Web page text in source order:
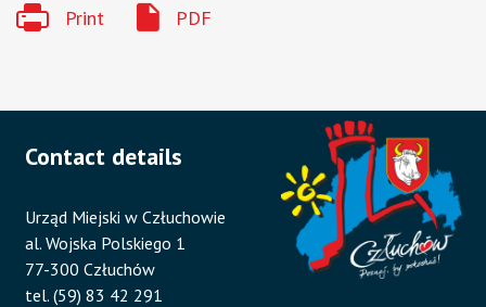
Print PDF
Contact details
Urząd Miejski w Człuchowie
al. Wojska Polskiego 1
77-300 Człuchów
tel. (59) 83 42 291